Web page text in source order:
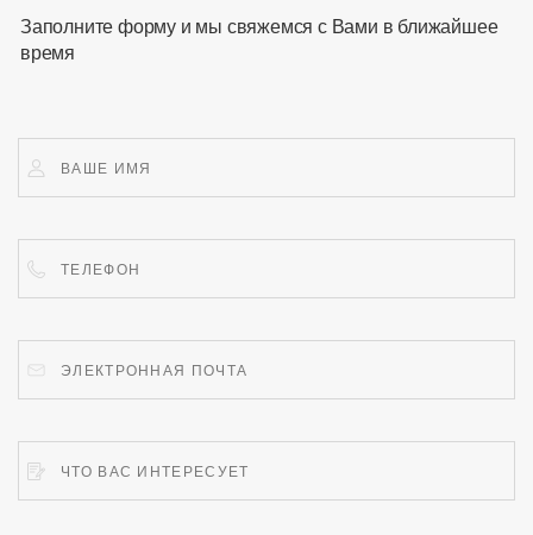
Заполните форму и мы свяжемся с Вами в ближайшее
время